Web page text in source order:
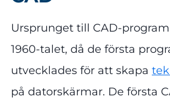
Ursprunget till CAD-
1960-talet, då de första
utvecklades för att skapa
på datorskärmar. De första